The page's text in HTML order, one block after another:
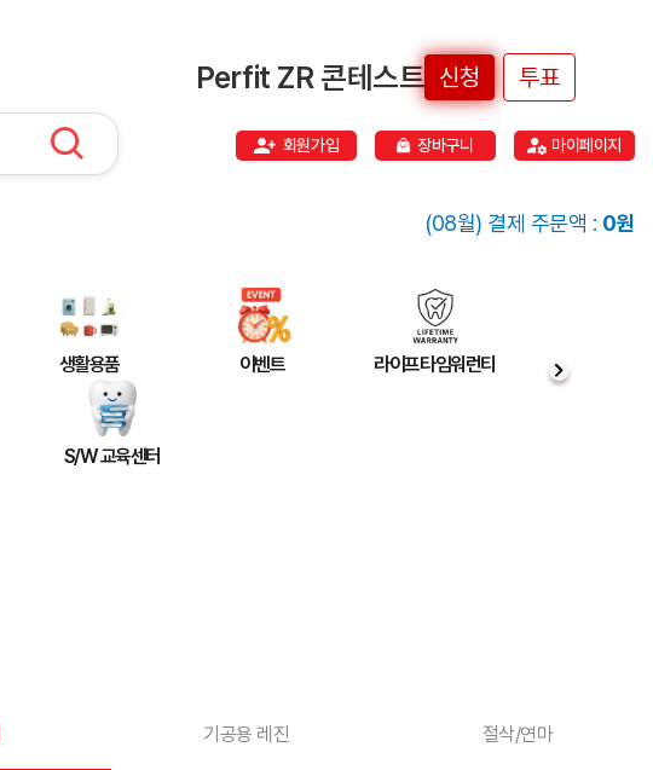
Perfit ZR 콘테스트 신청 투표
회원가입 장바구니 마이페이지
(08월) 결제 주문액 : 0원
생활용품 이벤트 라이프타임워런티
S/W 교육센터
기공용 레진 절삭/연마